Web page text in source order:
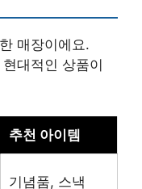
매장이에요.
대적인 상품이
추천 아이템
기념품, 스낵